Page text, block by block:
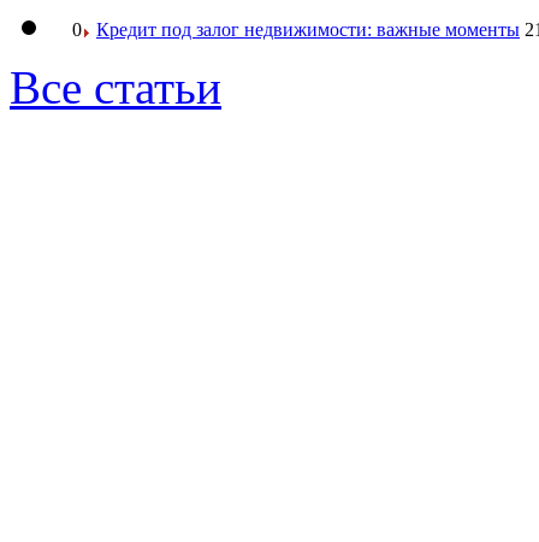
0 Кредит под залог недвижимости: важные моменты
Все статьи